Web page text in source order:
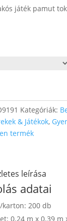
játék pamut
Kategóriák:
& Játékok,
termék
leírása
adatai
karton: 200 db
0.24 m x 0.39 m